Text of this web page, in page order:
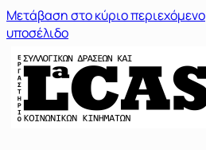
Μετάβαση στο κύριο περιεχόμενο
υποσέλιδο